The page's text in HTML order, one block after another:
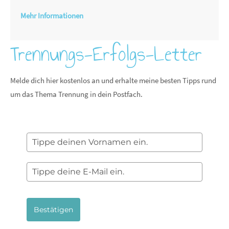
Mehr Informationen
Trennungs-Erfolgs-Letter
Melde dich hier kostenlos an und erhalte meine besten Tipps rund
um das Thema Trennung in dein Postfach.
Bestätigen